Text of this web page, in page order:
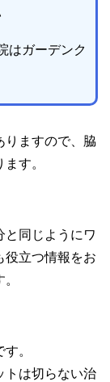
はガーデンク
りますので、脇
す。
と同じようにワ
役立つ情報をお
。
トは切らない治